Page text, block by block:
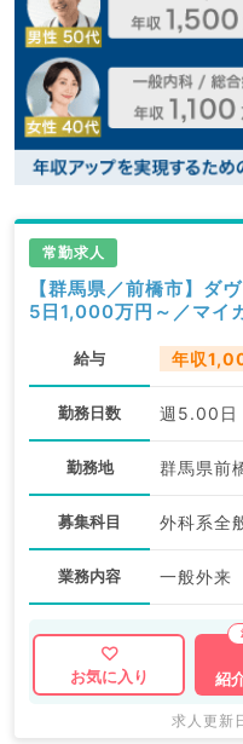
常勤求人
【群馬県／前橋市】ダ
5日1,000万円～／マイ
給与 年収
勤務日数 週5.00日
勤務地 群馬県前
募集科目 外科系全
業務内容 一般外来
お気に入り
紹
求人更